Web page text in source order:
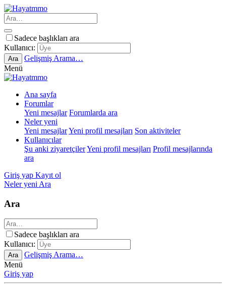
Sadece başlıkları ara
Kullanıcı:
Ara
Gelişmiş Arama…
Menü
Ana sayfa
Forumlar
Yeni mesajlar Forumlarda ara
Neler yeni
Yeni mesajlarYeni profil mesajları Son aktiviteler
Kullanıcılar
Şu anki ziyaretçilerYeni profil mesajları Profil mesajlarında
ara
Giriş yap Kayıt ol
Neler yeni Ara
Ara
Sadece başlıkları ara
Kullanıcı:
Ara
Gelişmiş Arama…
Menü
Giriş yap